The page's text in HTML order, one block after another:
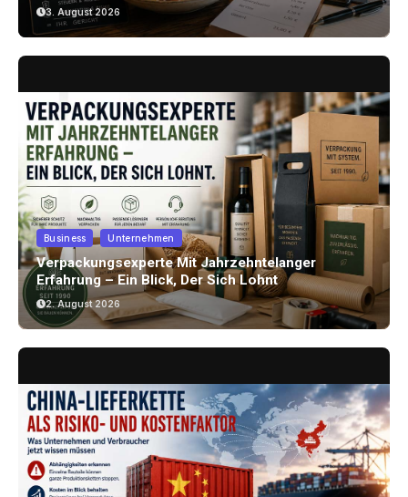
Achten Können
3. August 2026
Business Unternehmen
Verpackungsexperte Mit Jahrzehntelanger
Erfahrung – Ein Blick, Der Sich Lohnt
2. August 2026